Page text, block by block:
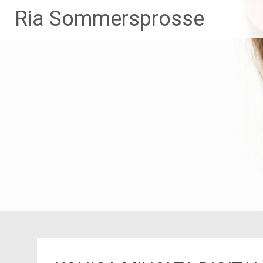
Inhalt
springen
Ria Sommersprosse